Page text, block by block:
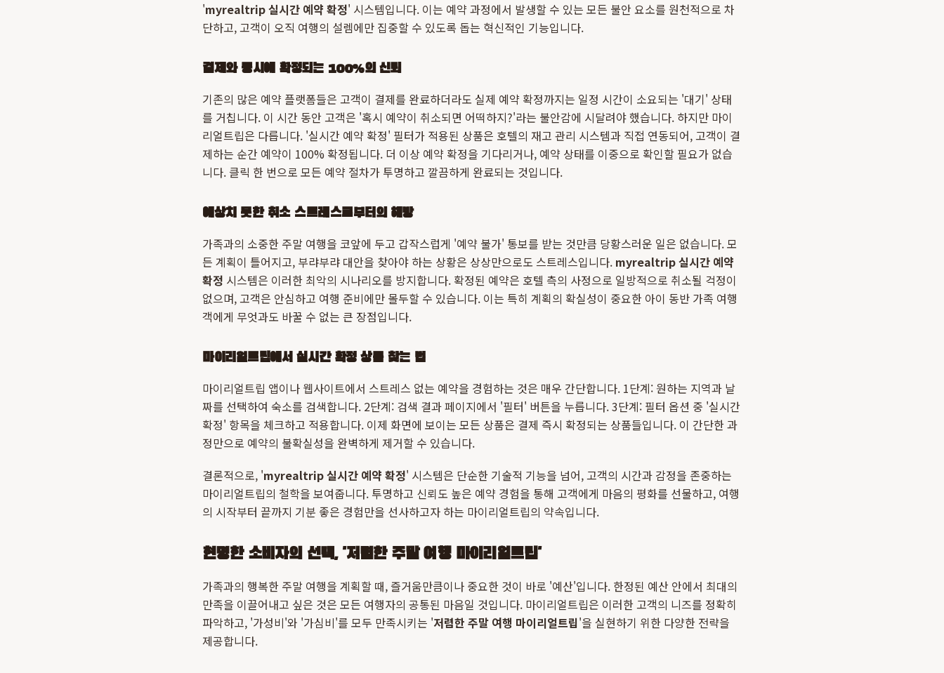
'myrealtrip 실시간 예약 확정' 시스템입니다. 이는 예약 과정에서 발생할 수 있는 모든 불안 요소를 원천적으로 차
단하고, 고객이 오직 여행의 설렘에만 집중할 수 있도록 돕는 혁신적인 기능입니다.
결제와 동시에 확정되는 100%의 신뢰
기존의 많은 예약 플랫폼들은 고객이 결제를 완료하더라도 실제 예약 확정까지는 일정 시간이 소요되는 '대기' 상태
를 거칩니다. 이 시간 동안 고객은 '혹시 예약이 취소되면 어떡하지?'라는 불안감에 시달려야 했습니다. 하지만 마이
리얼트립은 다릅니다. '실시간 예약 확정' 필터가 적용된 상품은 호텔의 재고 관리 시스템과 직접 연동되어, 고객이 결
제하는 순간 예약이 100% 확정됩니다. 더 이상 예약 확정을 기다리거나, 예약 상태를 이중으로 확인할 필요가 없습
니다. 클릭 한 번으로 모든 예약 절차가 투명하고 깔끔하게 완료되는 것입니다.
예상치 못한 취소 스트레스로부터의 해방
가족과의 소중한 주말 여행을 코앞에 두고 갑작스럽게 '예약 불가' 통보를 받는 것만큼 당황스러운 일은 없습니다. 모
든 계획이 틀어지고, 부랴부랴 대안을 찾아야 하는 상황은 상상만으로도 스트레스입니다. myrealtrip 실시간 예약
확정 시스템은 이러한 최악의 시나리오를 방지합니다. 확정된 예약은 호텔 측의 사정으로 일방적으로 취소될 걱정이
없으며, 고객은 안심하고 여행 준비에만 몰두할 수 있습니다. 이는 특히 계획의 확실성이 중요한 아이 동반 가족 여행
객에게 무엇과도 바꿀 수 없는 큰 장점입니다.
마이리얼트립에서 실시간 확정 상품 찾는 법
마이리얼트립 앱이나 웹사이트에서 스트레스 없는 예약을 경험하는 것은 매우 간단합니다. 1단계: 원하는 지역과 날
짜를 선택하여 숙소를 검색합니다. 2단계: 검색 결과 페이지에서 '필터' 버튼을 누릅니다. 3단계: 필터 옵션 중 '실시간
확정' 항목을 체크하고 적용합니다. 이제 화면에 보이는 모든 상품은 결제 즉시 확정되는 상품들입니다. 이 간단한 과
정만으로 예약의 불확실성을 완벽하게 제거할 수 있습니다.
결론적으로, 'myrealtrip 실시간 예약 확정' 시스템은 단순한 기술적 기능을 넘어, 고객의 시간과 감정을 존중하는
마이리얼트립의 철학을 보여줍니다. 투명하고 신뢰도 높은 예약 경험을 통해 고객에게 마음의 평화를 선물하고, 여행
의 시작부터 끝까지 기분 좋은 경험만을 선사하고자 하는 마이리얼트립의 약속입니다.
현명한 소비자의 선택, '저렴한 주말 여행 마이리얼트립'
가족과의 행복한 주말 여행을 계획할 때, 즐거움만큼이나 중요한 것이 바로 '예산'입니다. 한정된 예산 안에서 최대의
만족을 이끌어내고 싶은 것은 모든 여행자의 공통된 마음일 것입니다. 마이리얼트립은 이러한 고객의 니즈를 정확히
파악하고, '가성비'와 '가심비'를 모두 만족시키는 '저렴한 주말 여행 마이리얼트립'을 실현하기 위한 다양한 전략을
제공합니다.